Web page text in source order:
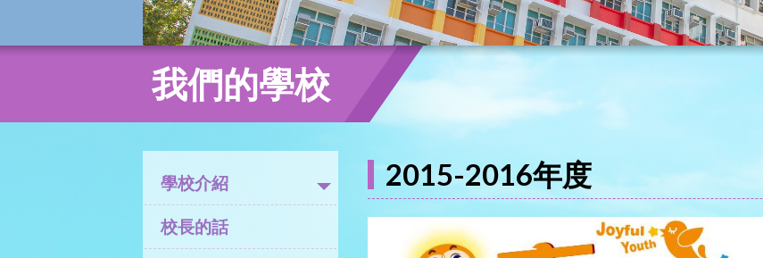
我們的學校
學校介紹
校長的話
2015-2016年度